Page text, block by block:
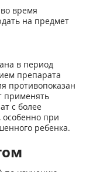
время
на предмет
в период
препарата
противопоказан
применять
с более
при
ребенка.